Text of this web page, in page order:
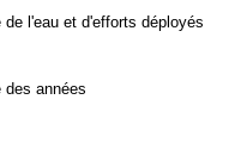
l'eau et d'efforts déployés
des années